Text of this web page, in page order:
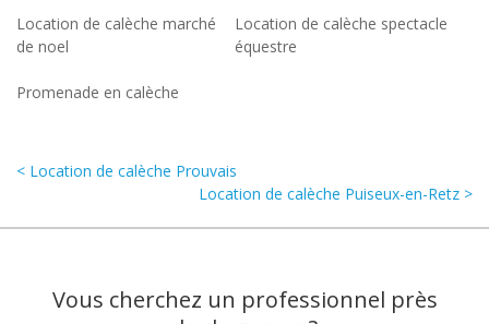
Location de calèche marché
de noel
Location de calèche spectacle
équestre
Promenade en calèche
< Location de calèche Prouvais
Location de calèche Puiseux-en-Retz >
Vous cherchez un professionnel près